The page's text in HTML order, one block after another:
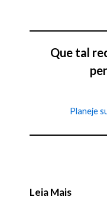
Que tal
Planeje
Leia Mais